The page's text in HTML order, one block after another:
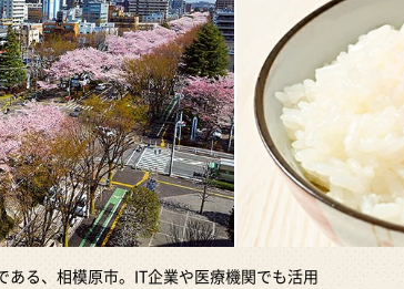
る、相模原市。IT企業や医療機関でも活用